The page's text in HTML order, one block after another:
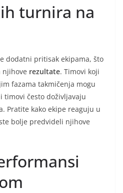
turnira na
dodatni pritisak ekipama, što
njihove rezultate. Timovi koji
fazama takmičenja mogu
timovi često doživljavaju
Pratite kako ekipe reaguju u
bolje predvideli njihove